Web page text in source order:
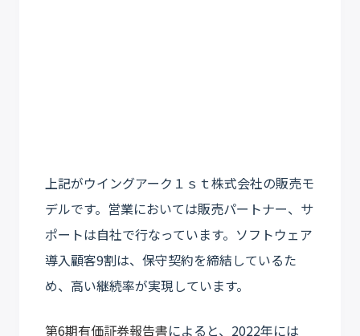
上記がウイングアーク１ｓｔ株式会社の販売モ
デルです。営業においては販売パートナー、サ
ポートは自社で行なっています。ソフトウェア
導入顧客9割は、保守契約を締結しているた
め、高い継続率が実現しています。
第6期有価証券報告書によると、2022年には